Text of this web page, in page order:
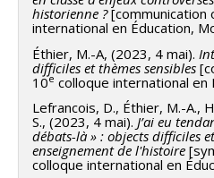
historienne ?[communication
international en Éducation,
Éthier, M.-A, (2023, 4 mai).
difficiles et thèmes sensibles
10e colloque international en
Lefrancois, D., Éthier, M.-A.,
S., (2023, 4 mai). J’ai eu
débats-là » : objects difficiles
enseignement de l'histoire
colloque international en